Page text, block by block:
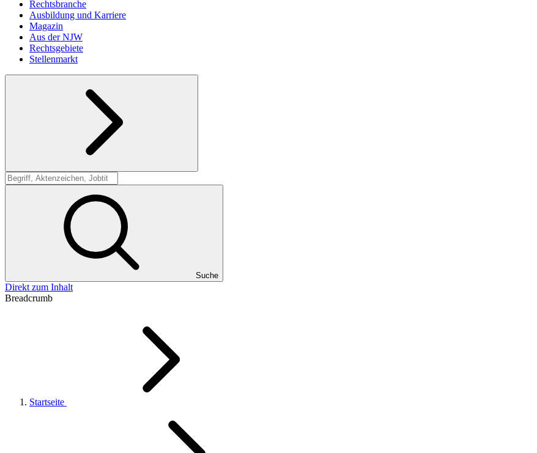
Rechtsbranche
Ausbildung und Karriere
Magazin
Aus der NJW
Rechtsgebiete
Stellenmarkt
Suche
Suche
Direkt zum Inhalt
Breadcrumb
Startseite